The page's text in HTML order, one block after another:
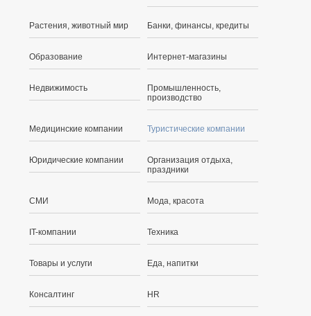
Растения, животный мир Банки, финансы, кредиты
Образование Интернет-магазины
Недвижимость
Промышленность,
производство
Медицинские компании Туристические компании
Юридические компании
Организация отдыха,
праздники
СМИ Мода, красота
IT-компании Техника
Товары и услуги Еда, напитки
Консалтинг HR